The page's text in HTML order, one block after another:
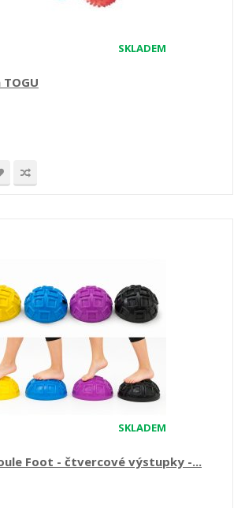
SKLADEM
SKLADEM
Foot - čtvercové výstupky -...